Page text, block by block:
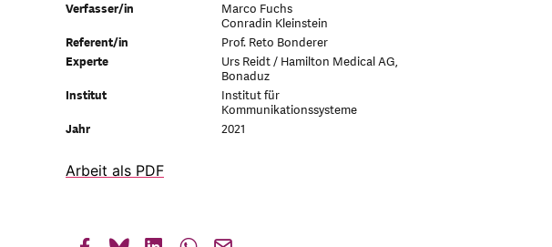
Verfasser/in
Marco Fuchs
Conradin Kleinstein
Referent/in
Prof. Reto Bonderer
Experte
Urs Reidt / Hamilton Medical AG,
Bonaduz
Institut
Institut für
Kommunikationssysteme
Jahr
2021
Arbeit als PDF